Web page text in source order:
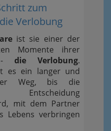
zum
Verlobung
ist sie einer der
Momente ihrer
- die Verlobung.
es ein langer und
Weg, bis die
Entscheidung
mit dem Partner
Lebens verbringen